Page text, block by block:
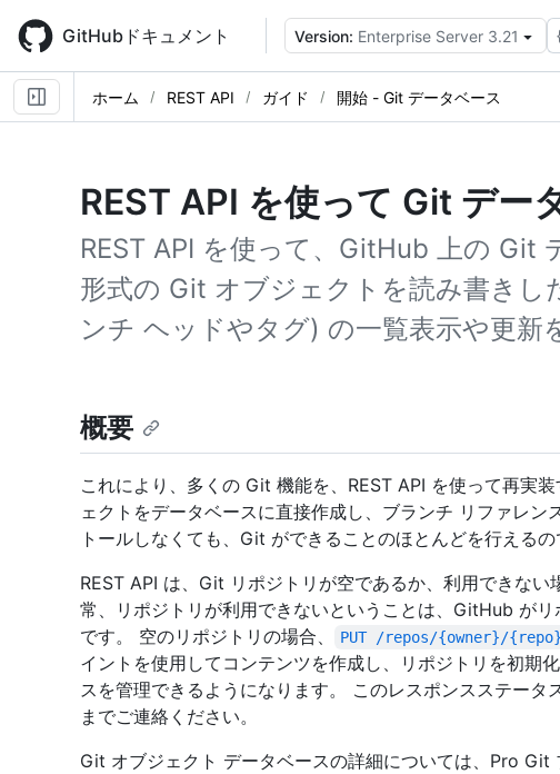
main
content
GitHubドキュメント Version: Enterprise Server 3.21
ホーム REST API ガイド 開始 - Git データベース
REST API を使って Git デー
REST API を使って、GitHub 上の Git
形式の Git オブジェクトを読み書きし
ンチ ヘッドやタグ) の一覧表示や更新
概要
これにより、多くの Git 機能を、REST API を使って再実
ェクトをデータベースに直接作成し、ブランチ リファレ
トールしなくても、Git ができることのほとんどを行えるの
REST API は、Git リポジトリが空であるか、利用できない
常、リポジトリが利用できないということは、GitHub が
です。 空のリポジトリの場合、
PUT /repos/{owner}/
イントを使用してコンテンツを作成し、リポジトリを初期
スを管理できるようになります。 このレスポンスステータ
までご連絡ください。
Git オブジェクト データベースの詳細については、Pro Git